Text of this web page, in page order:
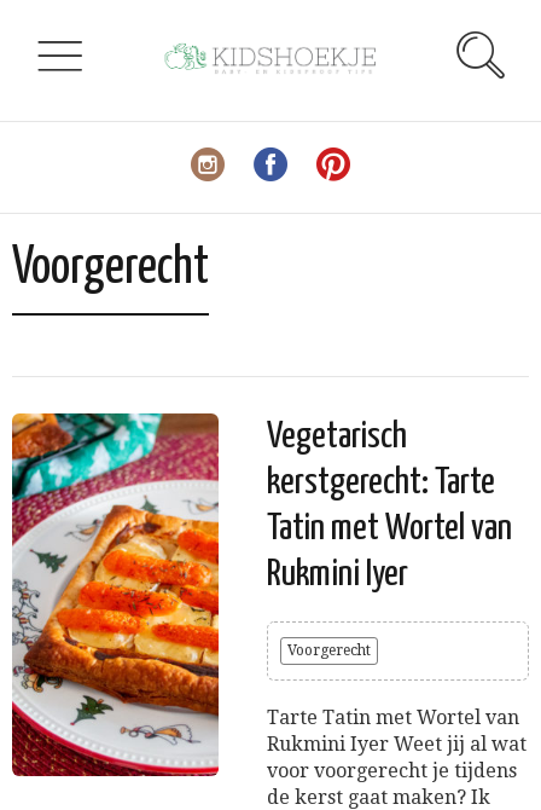
Voorgerecht
Vegetarisch
kerstgerecht: Tarte
Tatin met Wortel van
Rukmini Iyer
Voorgerecht
Tarte Tatin met Wortel van
Rukmini Iyer Weet jij al wat
voor voorgerecht je tijdens
de kerst gaat maken? Ik